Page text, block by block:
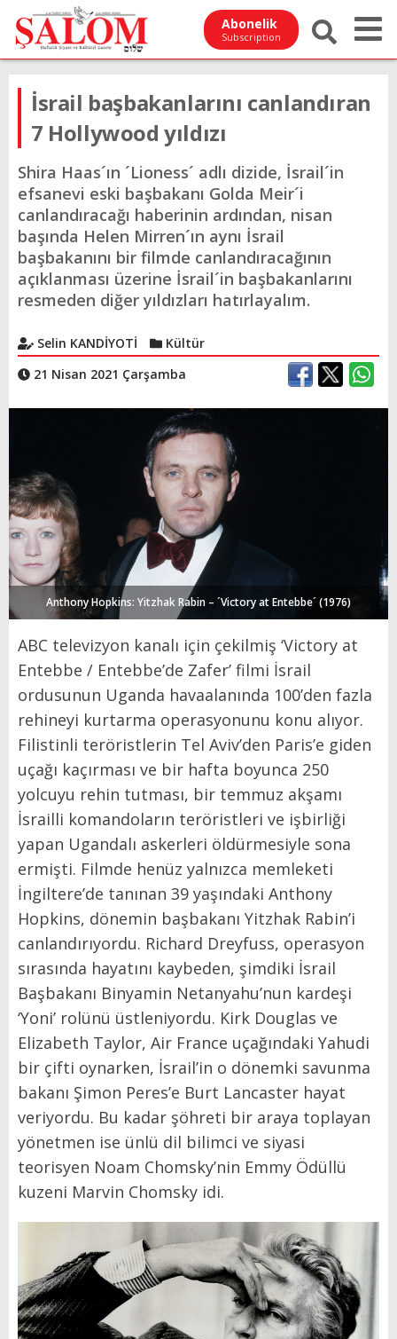
Abonelik
Subscription
İsrail başbakanlarını canlandıran
7 Hollywood yıldızı
Shira Haas´ın ´Lioness´ adlı dizide, İsrail´in
efsanevi eski başbakanı Golda Meir´i
canlandıracağı haberinin ardından, nisan
başında Helen Mirren´ın aynı İsrail
başbakanını bir filmde canlandıracağının
açıklanması üzerine İsrail´in başbakanlarını
resmeden diğer yıldızları hatırlayalım.
Selin KANDİYOTİ
Kültür
21 Nisan 2021 Çarşamba
Anthony Hopkins: Yitzhak Rabin – ´Victory at Entebbe´ (1976)
ABC televizyon kanalı için çekilmiş ‘Victory at
Entebbe / Entebbe’de Zafer’ filmi İsrail
ordusunun Uganda havaalanında 100’den fazla
rehineyi kurtarma operasyonunu konu alıyor.
Filistinli teröristlerin Tel Aviv’den Paris’e giden
uçağı kaçırması ve bir hafta boyunca 250
yolcuyu rehin tutması, bir temmuz akşamı
İsrailli komandoların teröristleri ve işbirliği
yapan Ugandalı askerleri öldürmesiyle sona
ermişti. Filmde henüz yalnızca memleketi
İngiltere’de tanınan 39 yaşındaki Anthony
Hopkins, dönemin başbakanı Yitzhak Rabin’i
canlandırıyordu. Richard Dreyfuss, operasyon
sırasında hayatını kaybeden, şimdiki İsrail
Başbakanı Binyamin Netanyahu’nun kardeşi
‘Yoni’ rolünü üstleniyordu. Kirk Douglas ve
Elizabeth Taylor, Air France uçağındaki Yahudi
bir çifti oynarken, İsrail’in o dönemki savunma
bakanı Şimon Peres’e Burt Lancaster hayat
veriyordu. Bu kadar şöhreti bir araya toplayan
yönetmen ise ünlü dil bilimci ve siyasi
teorisyen Noam Chomsky’nin Emmy Ödüllü
kuzeni Marvin Chomsky idi.